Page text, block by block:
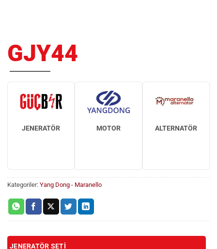
GJY44
JENERATÖR MOTOR ALTERNATÖR
Kategoriler: Yang Dong - Maranello
JENERATÖR SETI